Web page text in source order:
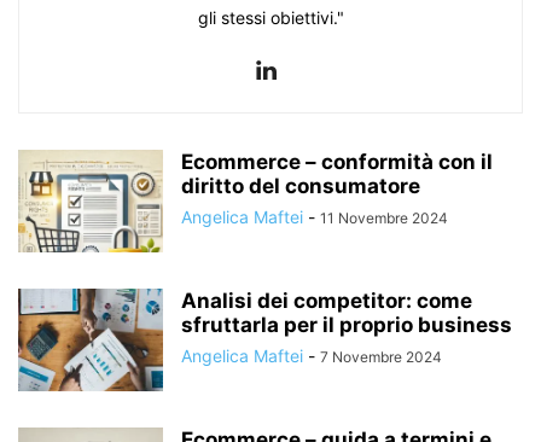
gli stessi obiettivi."
Ecommerce – conformità con il
diritto del consumatore
Angelica Maftei - 11 Novembre 2024
Analisi dei competitor: come
sfruttarla per il proprio business
Angelica Maftei - 7 Novembre 2024